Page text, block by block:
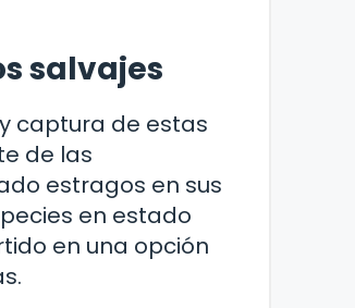
salvajes
captura de estas
de las
estragos en sus
en estado
en una opción